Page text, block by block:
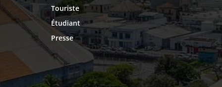
Touriste
Étudiant
Presse